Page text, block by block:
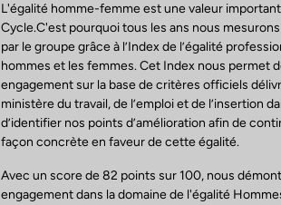
L'égalité homme-femme est une valeur
Cycle.C'est pourquoi tous les ans nous
par le groupe grâce à l’Index de l’égalité
hommes et les femmes. Cet Index nous permet
engagement sur la base de critères officiels
ministère du travail, de l’emploi et de l’insertion
d’identifier nos points d’amélioration afin de
façon concrète en faveur de cette égalité.
Avec un score de 82 points sur 100, nous
engagement dans la domaine de l'égalité